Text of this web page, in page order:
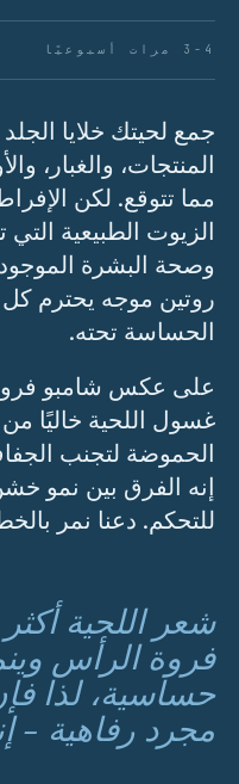
3-4 مرات أسبوعيًا
جمع لحيتك خلايا الجلد
المنتجات، والغبار،
مما تتوقع. لكن
الزيوت الطبيعية
وصحة البشرة
روتين موجه يحترم
الحساسة تحته.
على عكس شامبو
غسول اللحية خاليًا
الحموضة لتجنب
إنه الفرق بين نمو
للتحكم. دعنا نمر
شعر اللحية
فروة الرأس
حساسية، لذا
مجرد رفاهية -